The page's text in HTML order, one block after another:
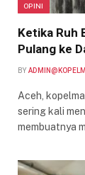
OPINI
Ketika Ruh
Pulang ke
BY
Aceh,
sering kali
membuatnya